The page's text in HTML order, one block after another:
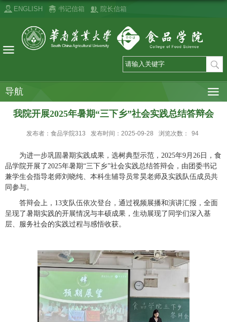
ENGLISH 书记信箱 院长信箱
导航
我院开展2025年暑期“三下乡”社会实践总结答辩会
发布者：食品学院313 发布时间：2025-09-28 浏览次数： 94
为进一步巩固暑期实践成果，选树典型示范，2025年9月26日，食
品学院开展了2025年暑期“三下乡”社会实践总结答辩会，由团委书记
兼学生会指导老师刘晓纯、本科生辅导员常昊老师及实践队伍成员共
同参与。
答辩会上，13支队伍依次登台，通过视频展播和演讲汇报，全面
呈现了暑期实践的开展情况与丰硕成果，生动展现了同学们深入基
层、服务社会的实践过程与感悟收获。